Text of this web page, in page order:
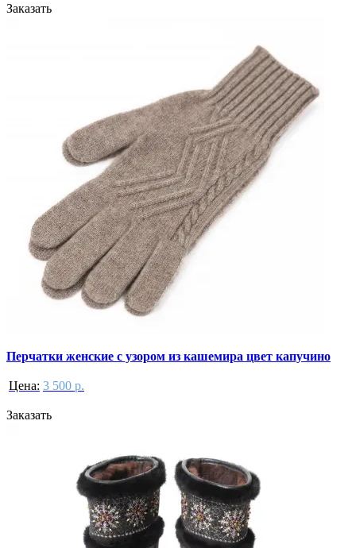
Заказать
Перчатки женские с узором из кашемира цвет капучино
Цена: 3 500 р.
Заказать